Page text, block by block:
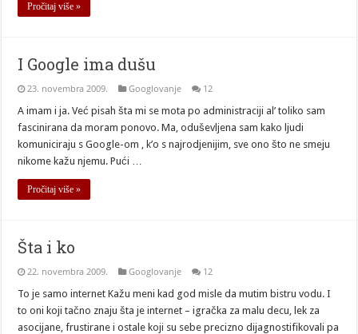
Pročitaj više »
I Google ima dušu
23. novembra 2009. Googlovanje
12
A imam i ja. Već pisah šta mi se mota po administraciji al’ toliko sam
fascinirana da moram ponovo. Ma, oduševljena sam kako ljudi
komuniciraju s Google-om , k’o s najrodjenijim, sve ono što ne smeju
nikome kažu njemu. Pući …
Pročitaj više »
Šta i ko
22. novembra 2009. Googlovanje
12
To je samo internet Kažu meni kad god misle da mutim bistru vodu. I
to oni koji tačno znaju šta je internet – igračka za malu decu, lek za
asocijane, frustirane i ostale koji su sebe precizno dijagnostifikovali pa